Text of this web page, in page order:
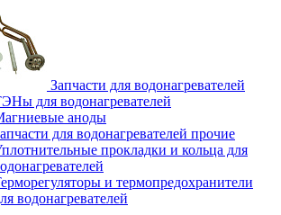
Запчасти для водонагревателей
для водонагревателей
аноды
для водонагревателей прочие
прокладки и кольца для
и термопредохранители
водонагревателей